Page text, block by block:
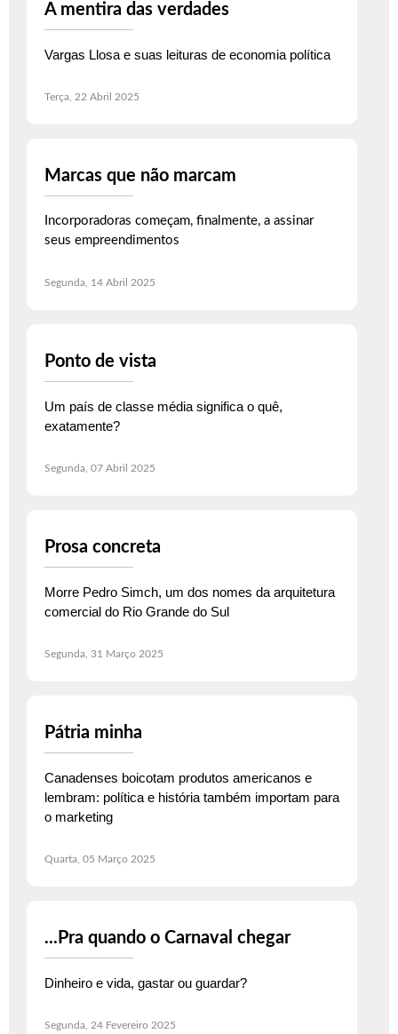
A mentira das verdades
Vargas Llosa e suas leituras de economia política
Terça, 22 Abril 2025
Marcas que não marcam
Incorporadoras começam, finalmente, a assinar
seus empreendimentos
Segunda, 14 Abril 2025
Ponto de vista
Um país de classe média significa o quê,
exatamente?
Segunda, 07 Abril 2025
Prosa concreta
Morre Pedro Simch, um dos nomes da arquitetura
comercial do Rio Grande do Sul
Segunda, 31 Março 2025
Pátria minha
Canadenses boicotam produtos americanos e
lembram: política e história também importam para
o marketing
Quarta, 05 Março 2025
...Pra quando o Carnaval chegar
Dinheiro e vida, gastar ou guardar?
Segunda, 24 Fevereiro 2025